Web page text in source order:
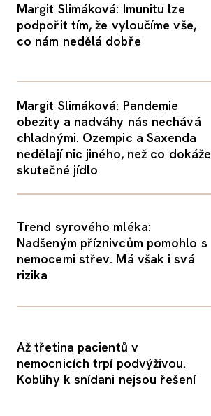
Margit Slimáková: Imunitu lze
podpořit tím, že vyloučíme vše,
co nám nedělá dobře
Margit Slimáková: Pandemie
obezity a nadváhy nás nechává
chladnými. Ozempic a Saxenda
nedělají nic jiného, než co dokáže
skutečné jídlo
Trend syrového mléka:
Nadšeným příznivcům pomohlo s
nemocemi střev. Má však i svá
rizika
Až třetina pacientů v
nemocnicích trpí podvýživou.
Koblihy k snídani nejsou řešení